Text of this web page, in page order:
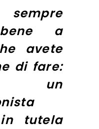
sempre
a
avete
di fare:
un
tutela